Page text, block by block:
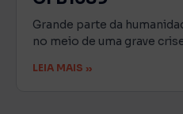
Grande parte da
no meio de uma grave
LEIA MAIS »